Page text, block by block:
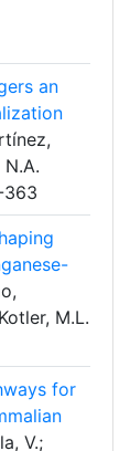
an
363
M.L.
for
V.;